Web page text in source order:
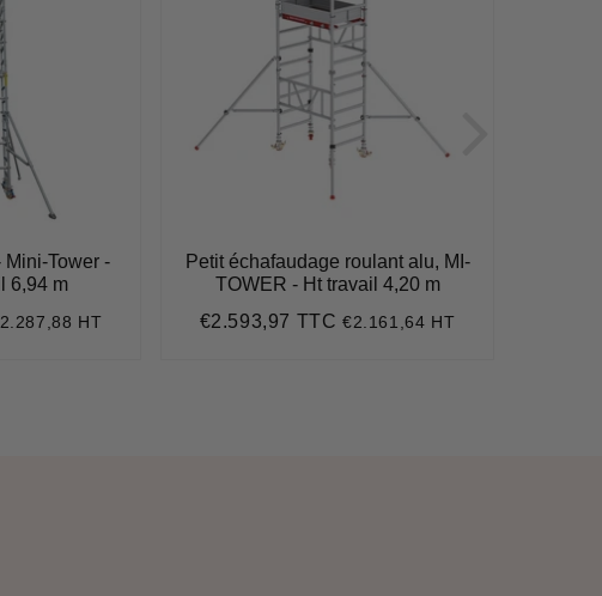
Mini-Tower -
6,94 m
HT
Petit échafaudage roulant alu, MI-
TOWER - Ht travail 4,20 m
Prix
€2.593,97 TTC€2.593,97
€2.161,64 HT